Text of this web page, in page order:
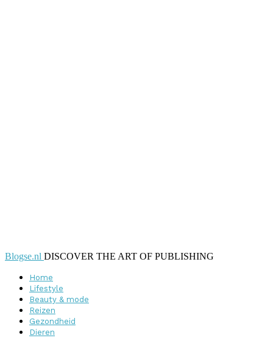
Blogse.nl DISCOVER THE ART OF PUBLISHING
Home
Lifestyle
Beauty & mode
Reizen
Gezondheid
Dieren